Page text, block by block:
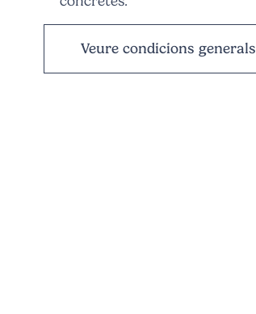
Veure condicions generals